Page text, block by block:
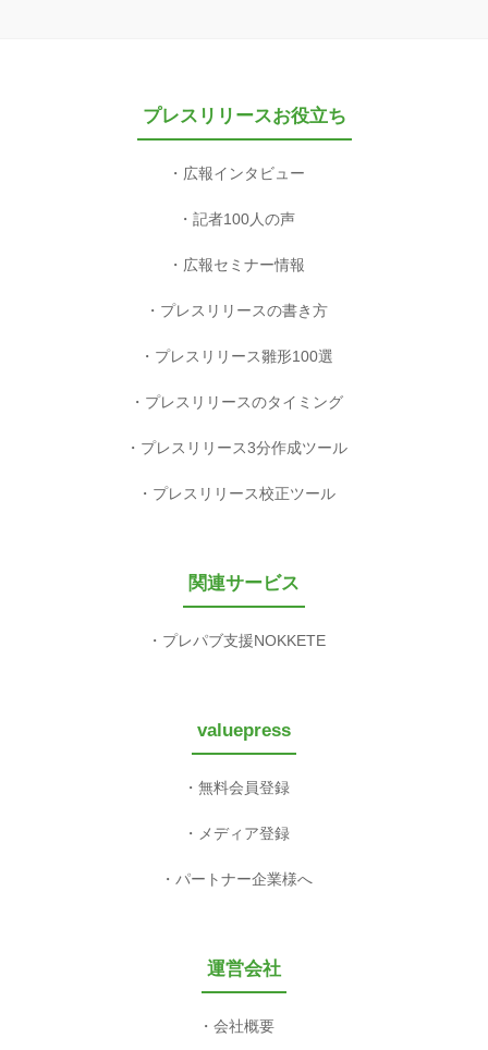
プレスリリースお役立ち
広報インタビュー
記者100人の声
広報セミナー情報
プレスリリースの書き方
プレスリリース雛形100選
プレスリリースのタイミング
プレスリリース3分作成ツール
プレスリリース校正ツール
関連サービス
プレパブ支援NOKKETE
valuepress
無料会員登録
メディア登録
パートナー企業様へ
運営会社
会社概要